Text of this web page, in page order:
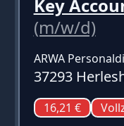
Key
(m/w/d)
ARWA
37293
16,21 €